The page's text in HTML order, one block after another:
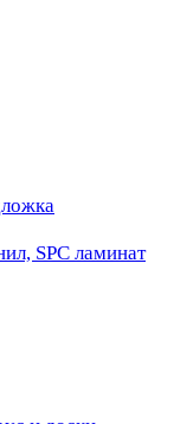
SPC ламинат